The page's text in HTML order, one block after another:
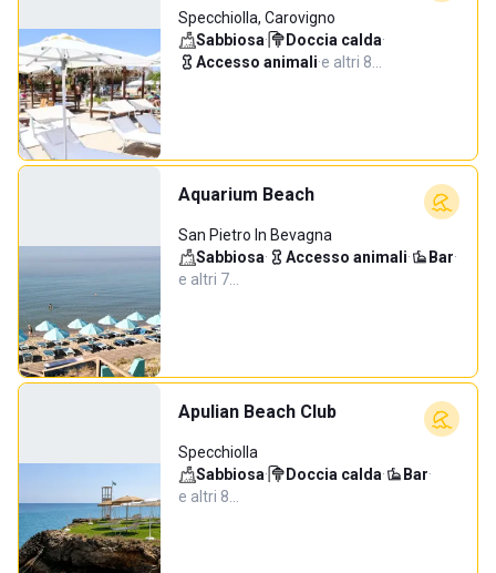
Specchiolla, Carovigno
Sabbiosa· Doccia calda·
Accesso animali·e altri 8…
Aquarium Beach
San Pietro In Bevagna
Sabbiosa· Accesso animali· Bar·
e altri 7…
Apulian Beach Club
Specchiolla
Sabbiosa· Doccia calda· Bar·
e altri 8…